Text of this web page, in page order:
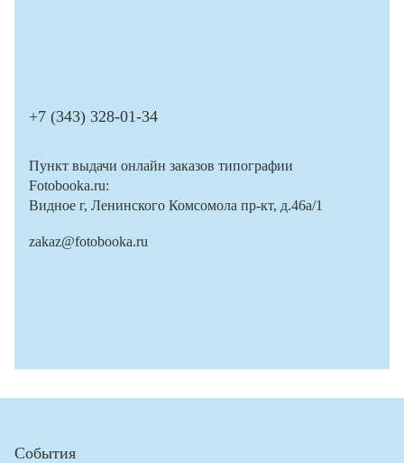
+7 (343) 328-01-34
Пункт выдачи онлайн заказов типографии
Fotobooka.ru:
Видное г, Ленинского Комсомола пр-кт, д.46а/1
zakaz@fotobooka.ru
События